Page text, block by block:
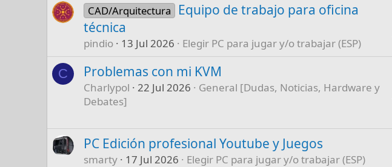
CAD/Arquitectura
Equipo de trabajo para oficina
técnica
pindio 13 Jul 2026 Elegir PC para jugar y/o trabajar (ESP)
C Problemas con mi KVM
Charlypol 22 Jul 2026
General [Dudas, Noticias, Hardware y
Debates]
PC Edición profesional Youtube y Juegos
smarty 17 Jul 2026 Elegir PC para jugar y/o trabajar (ESP)